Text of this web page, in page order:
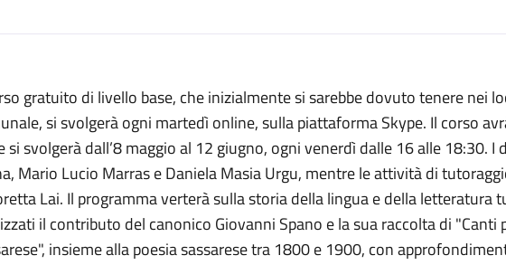
gratuito di livello base, che inizialmente si sarebbe dovuto tenere nei
si svolgerà ogni martedì online, sulla piattaforma Skype. Il corso
si svolgerà dall’8 maggio al 12 giugno, ogni venerdì dalle 16 alle 18:30.
Mario Lucio Marras e Daniela Masia Urgu, mentre le attività di
Lai. Il programma verterà sulla storia della lingua e della letteratura
il contributo del canonico Giovanni Spano e la sua raccolta di "Canti
insieme alla poesia sassarese tra 1800 e 1900, con